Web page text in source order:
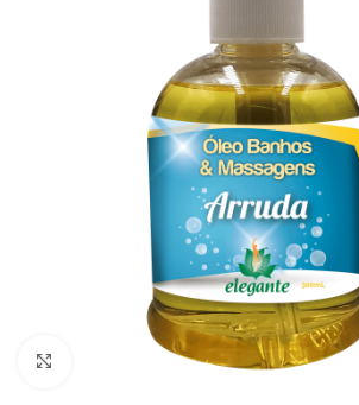
Click to enlarge